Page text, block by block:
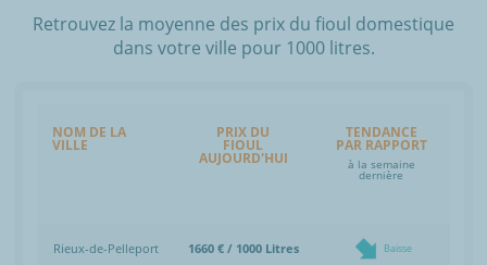
Retrouvez la moyenne des prix du fioul domestique
dans votre ville pour 1000 litres.
NOM DE LA
VILLE
PRIX DU
FIOUL
AUJOURD'HUI
TENDANCE
PAR RAPPORT
à la semaine
dernière
Rieux-de-Pelleport 1660 € / 1000 Litres Baisse